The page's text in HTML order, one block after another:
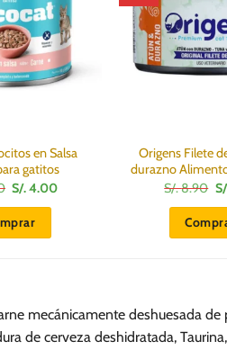
en Salsa
gatitos
El
precio
original
era:
S/.
S/.4.00El
Origens Filete
durazno
S/.8.90 El
mecánicamente deshuesada
de cerveza deshidratada,